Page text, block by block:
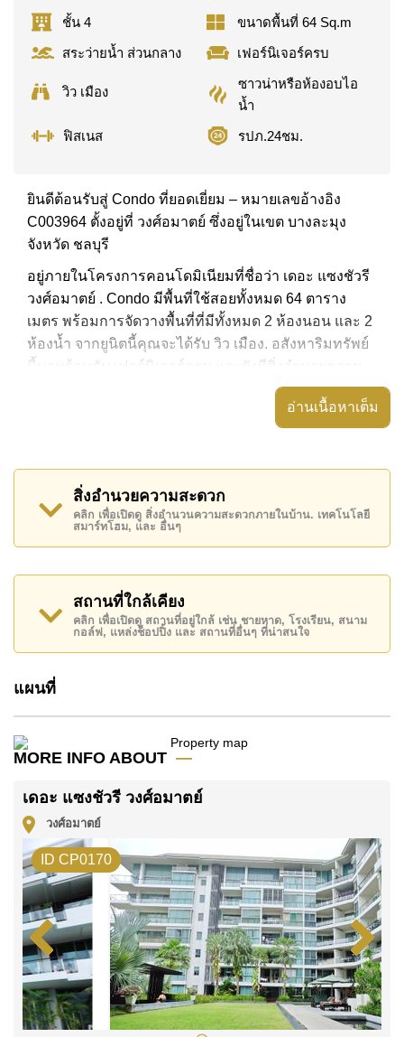
ชั้น 4
ขนาดพื้นที่ 64 Sq.m
สระว่ายน้ำ ส่วนกลาง
เฟอร์นิเจอร์ครบ
วิว เมือง
ซาวน่าหรือห้องอบไอ
น้ำ
ฟิสเนส
รปภ.24ชม.
ยินดีต้อนรับสู่ Condo ที่ยอดเยี่ยม – หมายเลขอ้างอิง
C003964 ตั้งอยู่ที่ วงศ์อมาตย์ ซึ่งอยู่ในเขต บางละมุง
จังหวัด ชลบุรี
อยู่ภายในโครงการคอนโดมิเนียมที่ชื่อว่า เดอะ แซงชัวรี
วงศ์อมาตย์ . Condo มีพื้นที่ใช้สอยทั้งหมด 64 ตาราง
เมตร พร้อมการจัดวางพื้นที่ที่มีทั้งหมด 2 ห้องนอน และ 2
ห้องน้ำ จากยูนิตนี้คุณจะได้รับ วิว เมือง. อสังหาริมทรัพย์
นี้มาพร้อมกับ เฟอร์นิเจอร์ครบ และยังมีสิ่งอำนวยความ
สะดวก ได้แก่ มีระเบียง, เครื่องปรับอากาศครบ,
อสังหาริมทรัพย์นี้สามารถใช้ สระว่ายน้ำ ส่วนกลาง ได้
กลาง ได้แก่ ฟิสเนส, สนามเทนนิส , ซาวน่าหรือห้องอบไอ
น้ำ, สนามเด็กเล่น
สถานที่สำคัญใกล้ เดอะ แซงชัวรี วงศ์อมาตย์ ได้แก่: ติด
ชายหาด, แม็คโคร , , แหลมฉบัง, บูรพา , รพ.กรุงเทพ
พัทยา, โรงพยาบาลบางละมุง
อสังหาริมทรัพย์นี้เปิดให้เช่าระยะยาวในราคา ฿ 25,000
บาทต่อเดือน
โฆษณาเป็นราคาสำหรับสัญญาเช่า 1 ปี และต้องวางเงิน
ค้นพบโอกาสในการทำให้ที่อยู่อาศัยนี้เป็นบ้านในฝันของ
คุณ!
ติดต่อ Cornerstone Real Estate โทร +6638411250
หรือ อีเมล
info@cornerstone.co.th
WhatsApp ของสำนักงาน:
และ LINE:
@cornerstonepattaya
อ่านเนื้อหาเต็ม
สิ่งอำนวยความสะดวก
คลิก เพื่อเปิดดู สิ่งอำนวนความสะดวกภายในบ้าน. เทคโนโลยี
สมาร์ทโฮม, และ อื่นๆ
สถานที่ใกล้เคียง
คลิก เพื่อเปิดดู สถานที่อยู่ใกล้ เช่น ชายหาด, โรงเรียน, สนาม
กอล์ฟ, แหล่งช็อปปิ้ง และ สถานที่อื่นๆ ที่น่าสนใจ
แผนที่
MORE INFO ABOUT
เดอะ แซงชัวรี วงศ์อมาตย์
วงศ์อมาตย์
ID CP0170